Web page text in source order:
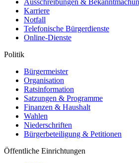
Ausschreibungen &
Karriere
Notfall
Telefonische Bürgerdienste
Online-Dienste
Politik
Bürgermeister
Organisation
Ratsinformation
Satzungen & Programme
Finanzen & Haushalt
Wahlen
Niederschriften
Bürgerbeteiligung & Petitionen
Öffentliche Einrichtungen